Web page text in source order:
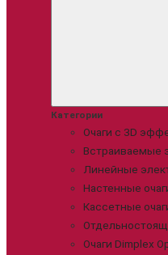
Категории
Очаги с 3D
Встраиваемые
Линейные
Настенные
Кассетные
Очаги Dimplex